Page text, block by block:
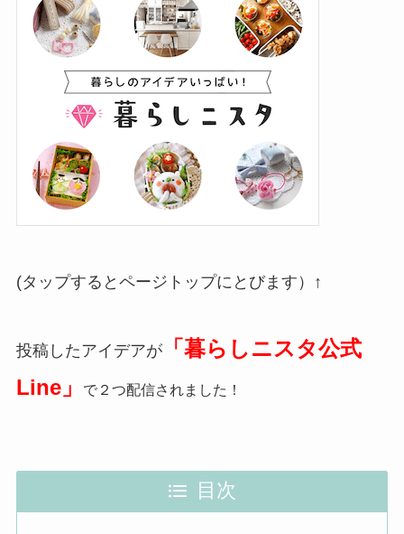
(タップするとページトップにとびます）↑
投稿したアイデアが「暮らしニスタ公式
Line」
で２つ配信されました！
目次